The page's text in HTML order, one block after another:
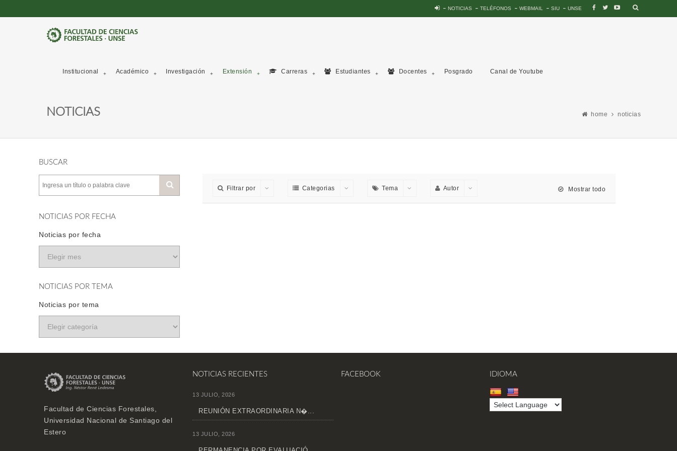
NOTICIAS TELÉFONOS WEBMAIL SIU UNSE
Institucional Académico Investigación Extensión Carreras Estudiantes Docentes Posgrado Canal de Youtube
NOTICIAS home noticias
BUSCAR
NOTICIAS POR FECHA
Noticias por fecha
NOTICIAS POR TEMA
Noticias por tema
Filtrar por Categorias Tema Autor Mostrar todo
Facultad de Ciencias Forestales,
Universidad Nacional de Santiago del
Estero
NOTICIAS RECIENTES
13 JULIO, 2026
REUNIÓN EXTRAORDINARIA N�...
13 JULIO, 2026
FACEBOOK IDIOMA